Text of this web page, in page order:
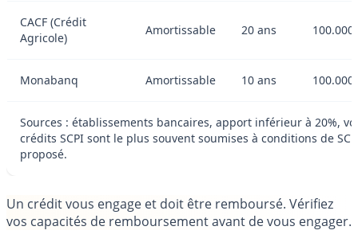
CACF (Crédit
Agricole)
Amortissable 20 ans
Monabanq Amortissable 10 ans 100.000
Sources : établissements bancaires, apport inférieur à 20%,
crédits SCPI sont le plus souvent soumises à conditions de
proposé.
Un crédit vous engage et doit être remboursé. Vérifiez
vos capacités de remboursement avant de vous engager.